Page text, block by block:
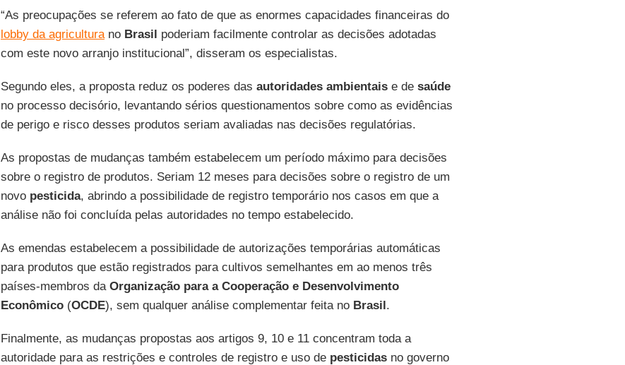
“As preocupações se referem ao fato de que as enormes capacidades financeiras do
lobby da agriculturano Brasil poderiam facilmente controlar as decisões adotadas
com este novo arranjo institucional”, disseram os especialistas.
Segundo eles, a proposta reduz os poderes das autoridades ambientaise desaúde
no processo decisório, levantando sérios questionamentos sobre como as evidências
de perigo e risco desses produtos seriam avaliadas nas decisões regulatórias.
As propostas de mudanças também estabelecem um período máximo para decisões
sobre o registro de produtos. Seriam 12 meses para decisões sobre o registro de um
novopesticida, abrindo a possibilidade de registro temporário nos casos em que a
análise não foi concluída pelas autoridades no tempo estabelecido.
As emendas estabelecem a possibilidade de autorizações temporárias automáticas
para produtos que estão registrados para cultivos semelhantes em ao menos três
países-membros da Organização para a Cooperação e Desenvolvimento
Econômico (OCDE), sem qualquer análise complementar feita no Brasil.
Finalmente, as mudanças propostas aos artigos 9, 10 e 11 concentram toda a
autoridade para as restrições e controles de registro e uso de pesticidasno governo